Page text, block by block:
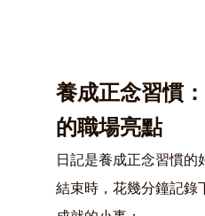
養成正念習慣
的職場亮點
日記是養成正念習慣的
結束時，花幾分鐘記錄